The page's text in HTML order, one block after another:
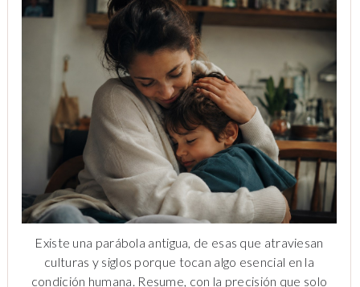
Existe una parábola antigua, de esas que atraviesan
culturas y siglos porque tocan algo esencial en la
condición humana. Resume, con la precisión que solo